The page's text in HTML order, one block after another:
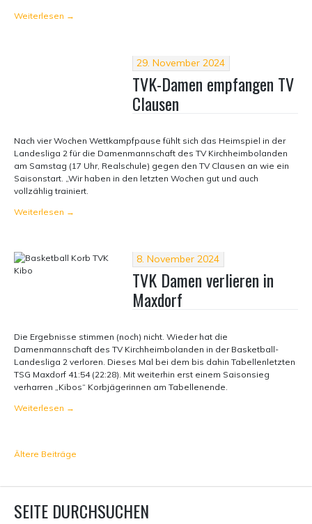
Weiterlesen →
29. November 2024
TVK-Damen empfangen TV
Clausen
Nach vier Wochen Wettkampfpause fühlt sich das Heimspiel in der
Landesliga 2 für die Damenmannschaft des TV Kirchheimbolanden
am Samstag (17 Uhr, Realschule) gegen den TV Clausen an wie ein
Saisonstart. „Wir haben in den letzten Wochen gut und auch
vollzählig trainiert.
Weiterlesen →
8. November 2024
TVK Damen verlieren in
Maxdorf
Die Ergebnisse stimmen (noch) nicht. Wieder hat die
Damenmannschaft des TV Kirchheimbolanden in der Basketball-
Landesliga 2 verloren. Dieses Mal bei dem bis dahin Tabellenletzten
TSG Maxdorf 41:54 (22:28). Mit weiterhin erst einem Saisonsieg
verharren „Kibos“ Korbjägerinnen am Tabellenende.
Weiterlesen →
BEITRAGSNAVIGATION
Ältere Beiträge
SEITE DURCHSUCHEN